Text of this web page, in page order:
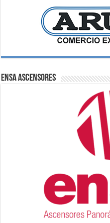
ENSA Ascensores